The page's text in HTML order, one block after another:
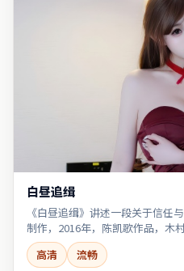
白昼追缉
《白昼追缉》讲述一段关于信任
制作，2016年，陈凯歌作品，木
高清
流畅